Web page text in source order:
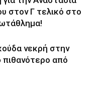
στον Γ τελικό στο
νεκρή στην
πιθανότερο από